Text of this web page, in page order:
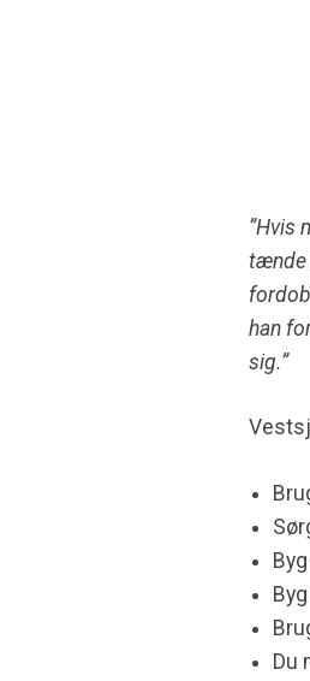
”Hvis
tænde
han
sig.”
Du